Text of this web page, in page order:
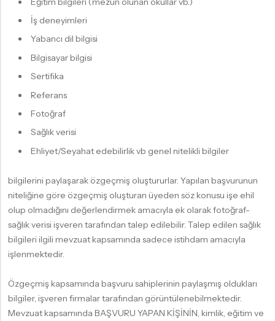
İş deneyimleri
Yabancı dil bilgisi
Bilgisayar bilgisi
Sertifika
Referans
Fotoğraf
Sağlık verisi
Ehliyet/Seyahat edebilirlik vb genel nitelikli bilgiler
bilgilerini paylaşarak özgeçmiş oluştururlar. Yapılan başvurunun
niteliğine göre özgeçmiş oluşturan üyeden söz konusu işe ehil
olup olmadığını değerlendirmek amacıyla ek olarak fotoğraf-
sağlık verisi işveren tarafından talep edilebilir. Talep edilen sağlık
bilgileri ilgili mevzuat kapsamında sadece istihdam amacıyla
işlenmektedir.
Özgeçmiş kapsamında başvuru sahiplerinin paylaşmış oldukları
bilgiler, işveren firmalar tarafından görüntülenebilmektedir.
Mevzuat kapsamında BAŞVURU YAPAN KİŞİNİN, kimlik, eğitim ve